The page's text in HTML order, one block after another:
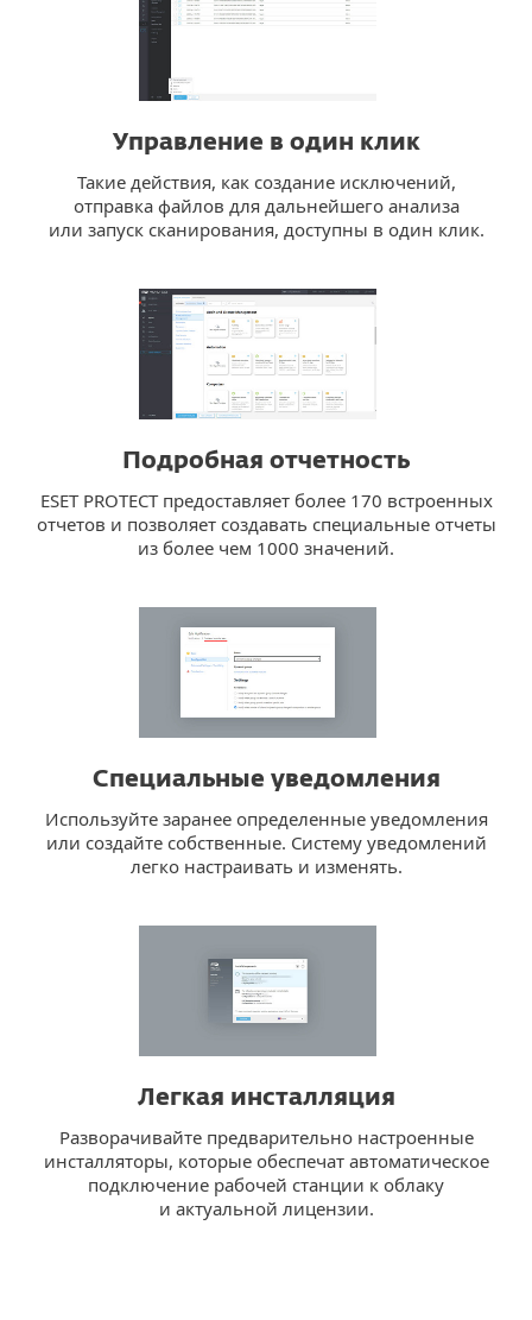
Управление в один клик
Такие действия, как создание исключений,
отправка файлов для дальнейшего анализа
или запуск сканирования, доступны в один клик.
Подробная отчетность
ESET PROTECT предоставляет более 170 встроенных
отчетов и позволяет создавать специальные отчеты
из более чем 1000 значений.
Специальные уведомления
Используйте заранее определенные уведомления
или создайте собственные. Систему уведомлений
легко настраивать и изменять.
Легкая инсталляция
Разворачивайте предварительно настроенные
инсталляторы, которые обеспечат автоматическое
подключение рабочей станции к облаку
и актуальной лицензии.